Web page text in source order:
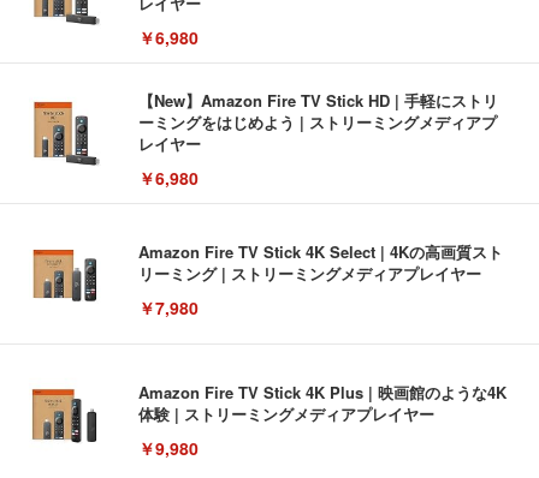
￥6,980
【New】Amazon Fire TV Stick HD | 手軽にストリ
ーミングをはじめよう | ストリーミングメディアプ
レイヤー
￥6,980
Amazon Fire TV Stick 4K Select | 4Kの高画質スト
リーミング | ストリーミングメディアプレイヤー
￥7,980
Amazon Fire TV Stick 4K Plus | 映画館のような4K
体験 | ストリーミングメディアプレイヤー
￥9,980